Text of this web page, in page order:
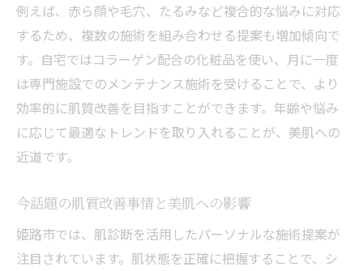
例えば、赤ら顔や毛穴、たるみなど複合的な悩みに対応
するため、複数の施術を組み合わせる提案も増加傾向で
す。自宅ではコラーゲン配合の化粧品を使い、月に一度
は専門施設でのメンテナンス施術を受けることで、より
効率的に肌質改善を目指すことができます。年齢や悩み
に応じて最適なトレンドを取り入れることが、美肌への
近道です。
今話題の肌質改善事情と美肌への影響
姫路市では、肌診断を活用したパーソナルな施術提案が
注目されています。肌状態を正確に把握することで、シ